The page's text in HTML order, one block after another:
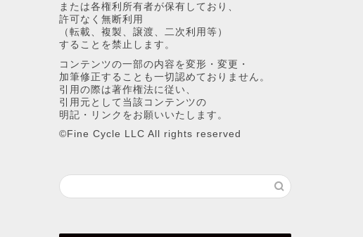
または各権利所有者が保有しており、
許可なく無断利用
（転載、複製、譲渡、二次利用等）
することを禁止します。
コンテンツの一部の内容を変形・変更・
加筆修正することも一切認めておりません。
引用の際は著作権法に従い、
引用元として当該コンテンツの
明記・リンクをお願いいたします。
©︎Fine Cycle LLC All rights reserved